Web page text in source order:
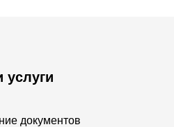
услуги
документов